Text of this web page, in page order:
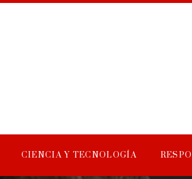
CIENCIA Y TECNOLOGÍA